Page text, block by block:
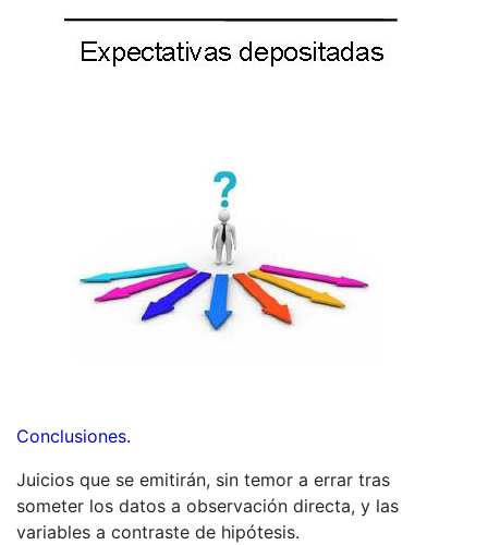
Conclusiones.
Juicios que se emitirán, sin temor a errar tras
someter los datos a observación directa, y las
variables a contraste de hipótesis.